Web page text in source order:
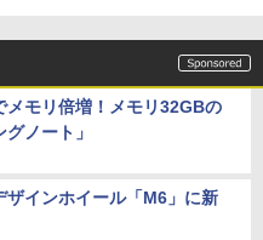
メモリ倍増！メモリ32GBの
グノート」
ザインホイール「M6」に新